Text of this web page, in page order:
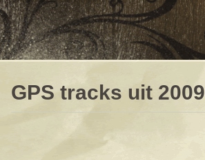
GPS tracks uit 2009